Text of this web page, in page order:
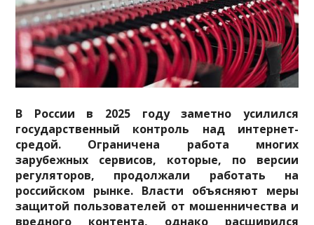
В России в 2025 году заметно усилился
государственный контроль над интернет-
средой. Ограничена работа многих
зарубежных сервисов, которые, по версии
регуляторов, продолжали работать на
российском рынке. Власти объясняют меры
защитой пользователей от мошенничества и
вредного контента, однако расширился